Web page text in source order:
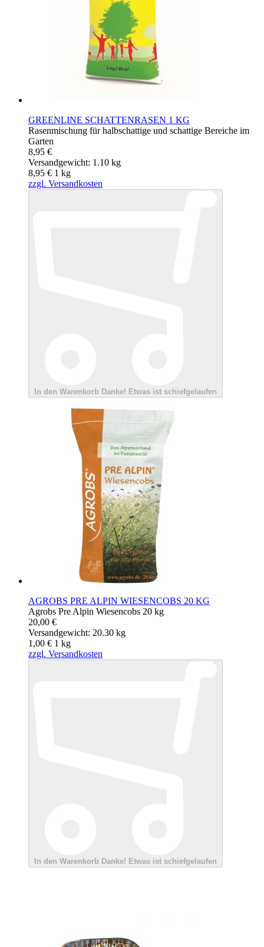
GREENLINE SCHATTENRASEN 1 KG
Rasenmischung für halbschattige und schattige Bereiche im
Garten
8,95 €
Versandgewicht: 1.10 kg
8,95 € 1 kg
zzgl. Versandkosten
In den Warenkorb Danke! Etwas ist schiefgelaufen
AGROBS PRE ALPIN WIESENCOBS 20 KG
Agrobs Pre Alpin Wiesencobs 20 kg
20,00 €
Versandgewicht: 20.30 kg
1,00 € 1 kg
zzgl. Versandkosten
In den Warenkorb Danke! Etwas ist schiefgelaufen